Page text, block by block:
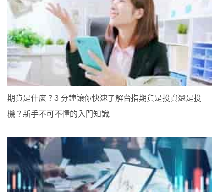
期貨是什麼？3 分鐘讓你快速了解台指期貨是投資還是投
機？新手不可不懂的入門知識.